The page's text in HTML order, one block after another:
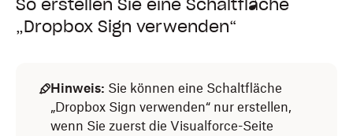
So erstellen Sie eine Schaltfläche
„Dropbox Sign verwenden“
Hinweis: Sie können eine Schaltfläche
„Dropbox Sign verwenden“ nur erstellen,
wenn Sie zuerst die Visualforce-Seite